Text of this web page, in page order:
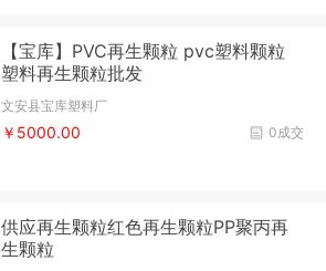
【宝库】PVC再生颗粒 pvc塑料颗粒
塑料再生颗粒批发
文安县宝库塑料厂
0成交
￥5000.00
供应再生颗粒红色再生颗粒PP聚丙再
生颗粒